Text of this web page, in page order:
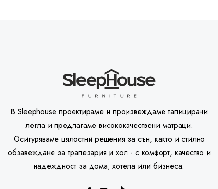
В Sleephouse проектираме и произвеждаме тапицирани
легла и предлагаме висококачествени матраци.
Осигуряваме цялостни решения за сън, както и стилно
обзавеждане за трапезария и хол - с комфорт, качество и
надеждност за дома, хотела или бизнеса.